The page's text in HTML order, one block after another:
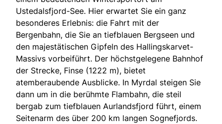
Ustedalsfjord-See. Hier erwartet Sie ein ganz
besonderes Erlebnis: die Fahrt mit der
Bergenbahn, die Sie an tiefblauen Bergseen und
den majestätischen Gipfeln des Hallingskarvet-
Massivs vorbeiführt. Der höchstgelegene Bahnhof
der Strecke, Finse (1222 m), bietet
atemberaubende Ausblicke. In Myrdal steigen Sie
dann um in die berühmte Flambahn, die steil
bergab zum tiefblauen Aurlandsfjord führt, einem
Seitenarm des über 200 km langen Sognefjords.